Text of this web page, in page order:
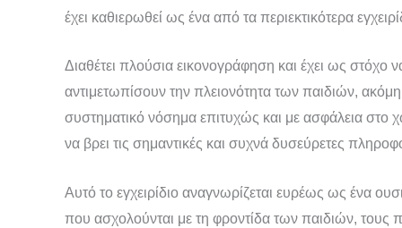
έχει καθιερωθεί ως ένα από τα περιεκτικότερα
Διαθέτει πλούσια εικονογράφηση και έχει ως
αντιμετωπίσουν την πλειονότητα των παιδιών,
συστηματικό νόσημα επιτυχώς και με ασφάλεια στο
να βρει τις σημαντικές και συχνά δυσεύρετες
Αυτό το εγχειρίδιο αναγνωρίζεται ευρέως ως ένα
που ασχολούνται με τη φροντίδα των παιδιών, τους